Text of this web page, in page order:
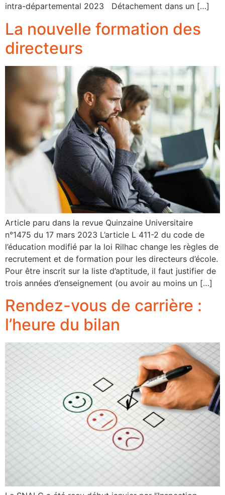
intra-départemental 2023 Détachement dans un […]
La nouvelle formation des
directeurs
Article paru dans la revue Quinzaine Universitaire
n°1475 du 17 mars 2023 L’article L 411-2 du code de
l’éducation modifié par la loi Rilhac change les règles de
recrutement et de formation pour les directeurs d’école.
Pour être inscrit sur la liste d’aptitude, il faut justifier de
trois années d’enseignement (ou avoir au moins un […]
Rendez-vous de carrière :
l’heure du bilan